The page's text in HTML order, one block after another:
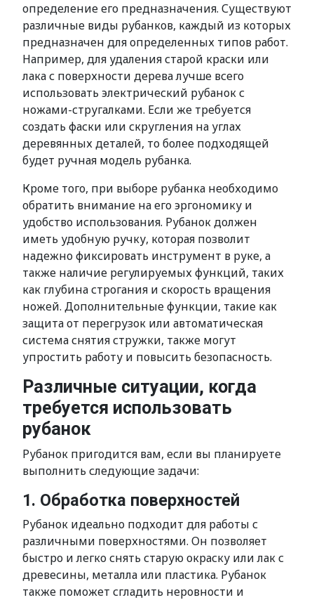
определение его предназначения. Существуют
различные виды рубанков, каждый из которых
предназначен для определенных типов работ.
Например, для удаления старой краски или
лака с поверхности дерева лучше всего
использовать электрический рубанок с
ножами-стругалками. Если же требуется
создать фаски или скругления на углах
деревянных деталей, то более подходящей
будет ручная модель рубанка.
Кроме того, при выборе рубанка необходимо
обратить внимание на его эргономику и
удобство использования. Рубанок должен
иметь удобную ручку, которая позволит
надежно фиксировать инструмент в руке, а
также наличие регулируемых функций, таких
как глубина строгания и скорость вращения
ножей. Дополнительные функции, такие как
защита от перегрузок или автоматическая
система снятия стружки, также могут
упростить работу и повысить безопасность.
Различные ситуации, когда
требуется использовать
рубанок
Рубанок пригодится вам, если вы планируете
выполнить следующие задачи:
1. Обработка поверхностей
Рубанок идеально подходит для работы с
различными поверхностями. Он позволяет
быстро и легко снять старую окраску или лак с
древесины, металла или пластика. Рубанок
также поможет сгладить неровности и